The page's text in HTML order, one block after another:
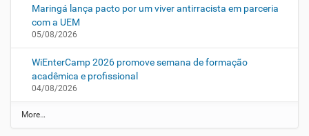
Maringá lança pacto por um viver antirracista em parceria
com a UEM
05/08/2026
WiEnterCamp 2026 promove semana de formação
acadêmica e profissional
04/08/2026
N
o
More…